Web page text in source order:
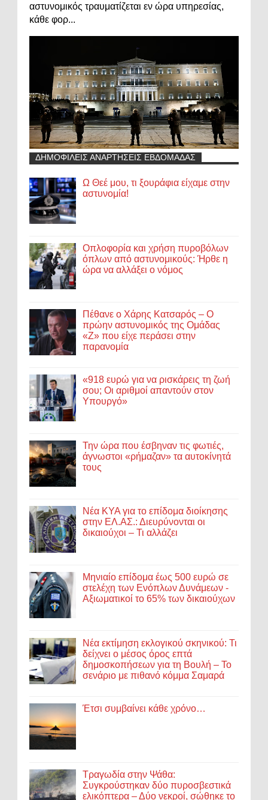
αστυνομικός τραυματίζεται εν ώρα υπηρεσίας,
κάθε φορ...
ΔΗΜΟΦΙΛΕΙΣ ΑΝΑΡΤΗΣΕΙΣ ΕΒΔΟΜΑΔΑΣ
Ω Θεέ μου, τι ξουράφια είχαμε στην
αστυνομία!
Οπλοφορία και χρήση πυροβόλων
όπλων από αστυνομικούς: Ήρθε η
ώρα να αλλάξει ο νόμος
Πέθανε ο Χάρης Κατσαρός – Ο
πρώην αστυνομικός της Ομάδας
«Ζ» που είχε περάσει στην
παρανομία
«918 ευρώ για να ρισκάρεις τη ζωή
σου; Οι αριθμοί απαντούν στον
Υπουργό»
Την ώρα που έσβηναν τις φωτιές,
άγνωστοι «ρήμαζαν» τα αυτοκίνητά
τους
Νέα ΚΥΑ για το επίδομα διοίκησης
στην ΕΛ.ΑΣ.: Διευρύνονται οι
δικαιούχοι – Τι αλλάζει
Μηνιαίο επίδομα έως 500 ευρώ σε
στελέχη των Ενόπλων Δυνάμεων -
Αξιωματικοί το 65% των δικαιούχων
Νέα εκτίμηση εκλογικού σκηνικού: Τι
δείχνει ο μέσος όρος επτά
δημοσκοπήσεων για τη Βουλή – Το
σενάριο με πιθανό κόμμα Σαμαρά
Έτσι συμβαίνει κάθε χρόνο…
Τραγωδία στην Ψάθα:
Συγκρούστηκαν δύο πυροσβεστικά
ελικόπτερα – Δύο νεκροί, σώθηκε το